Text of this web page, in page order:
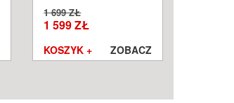
1 699 ZŁ
1 599 ZŁ
KOSZYK + ZOBACZ